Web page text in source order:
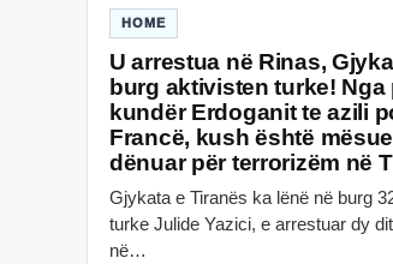
HOME
U arrestua në Rinas,
burg aktivisten turke! Nga
kundër Erdoganit te azili
Francë, kush është
dënuar për terrorizëm në
Gjykata e Tiranës ka lënë në burg
turke Julide Yazici, e arrestuar dy
në…